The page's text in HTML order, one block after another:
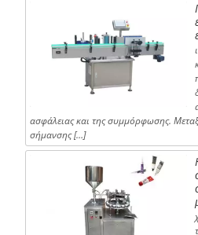
ασφάλειας και της συμμόρφωσης.
σήμανσης […]